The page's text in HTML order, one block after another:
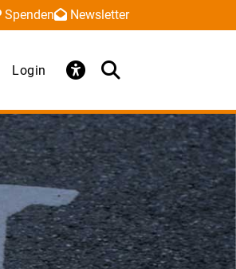
Spenden Newsletter
Login